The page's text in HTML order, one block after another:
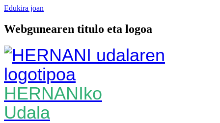
Edukira joan
Webgunearen titulo eta logoa
HERNANIko
Udala